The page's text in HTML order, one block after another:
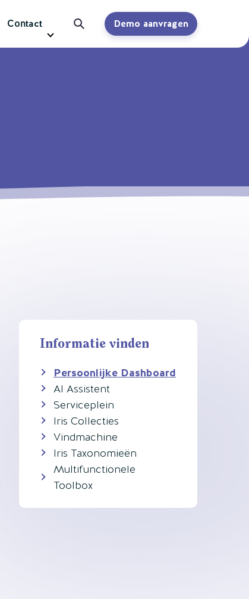
Contact Demo aanvragen
Informatie vinden
Persoonlijke Dashboard
AI Assistent
Serviceplein
Iris Collecties
Vindmachine
Iris Taxonomieën
Multifunctionele
Toolbox